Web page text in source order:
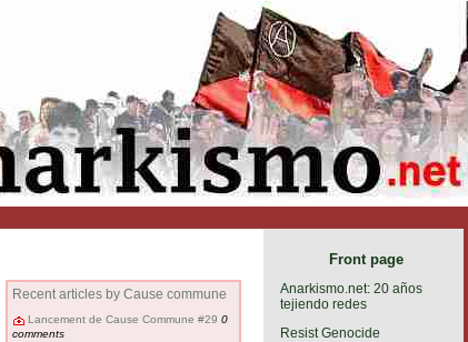
Recent articles by Cause commune
Lancement de Cause Commune #29 0
comments
Front page
Anarkismo.net: 20 años
tejiendo redes
Resist Genocide